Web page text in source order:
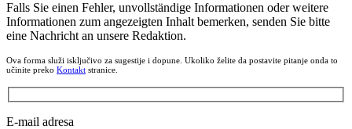
Falls Sie einen Fehler, unvollständige Informationen oder weitere
Informationen zum angezeigten Inhalt bemerken, senden Sie bitte
eine Nachricht an unsere Redaktion.
Ova forma služi isključivo za sugestije i dopune. Ukoliko želite da postavite pitanje onda to
učinite preko Kontakt stranice.
E-mail adresa